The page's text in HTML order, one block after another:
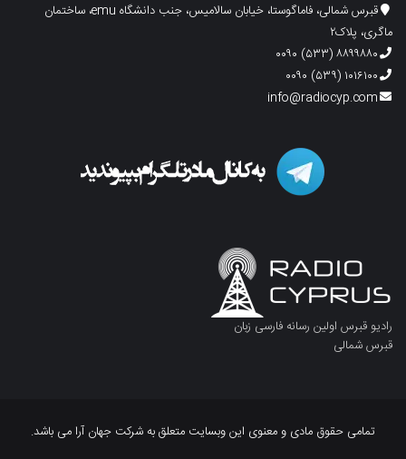
قبرس شمالی، فاماگوستا، خیابان سالامیس، جنب دانشگاه emu، ساختمان
ماگری، پلاک۲
۸۸۹۹۸۸۰ (۵۳۳) ۰۰۹۰
۱۰۱۶۱۰۰ (۵۳۹) ۰۰۹۰
info@radiocyp.com
رادیو قبرس اولین رسانه فارسی زبان
قبرس شمالی
تمامی حقوق مادی و معنوی این وبسایت متعلق به شرکت جهان آرا می باشد.